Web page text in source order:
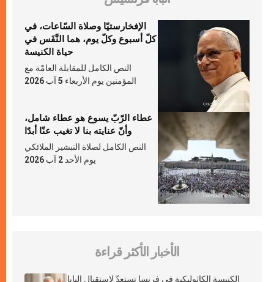
الإفخارستيّا وصلاة السّاعات، في
كلّ أسبوع وكلّ يوم، هما النَّفَس في
حياة الكنيسة
النص الكامل للمقابلة العامّة مع
المؤمنين يوم الأربعاء 5 آب 2026
عطاء الرّبّ يسوع هو عطاء شامل،
وأنّ عنايته بنا لا تغيب عنّا أبدًا
النص الكامل لصلاة التبشير الملائكي
يوم الأحد 2 آب 2026
الأخبار الأكثر قراءة
الكنيسة الكاثوليكية في فرنسا تستعدّ لاستقبال البابا